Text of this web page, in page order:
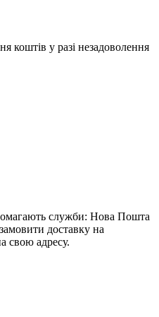
коштів у разі незадоволення
служби: Нова Пошта
доставку на
свою адресу.